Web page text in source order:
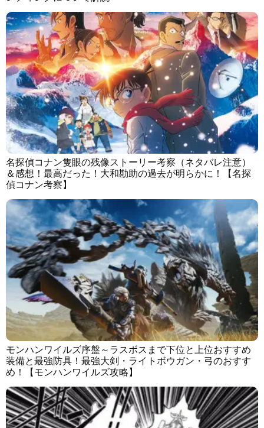
名探偵コナン隻眼の残像ストーリー考察（ネタバレ注意）
＆感想！最高だった！大和勘助の過去が明らかに！【名探
偵コナン考察】
モンハンワイルズ序盤～ラスボスまで下位と上位おすすめ
装備と最強防具！最強大剣・ライトボウガン・弓のおすす
め！【モンハンワイルズ攻略】